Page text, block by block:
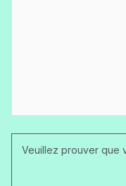
Veuillez prouver que